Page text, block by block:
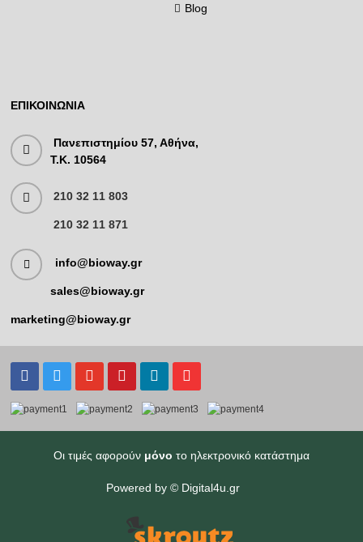
Blog
ΕΠΙΚΟΙΝΩΝΊΑ
Πανεπιστημίου 57, Αθήνα,
T.K. 10564
210 32 11 803
210 32 11 871
info@bioway.gr
sales@bioway.gr
marketing@bioway.gr
Οι τιμές αφορούν μόνο το ηλεκτρονικό κατάστημα
Powered by © Digital4u.gr